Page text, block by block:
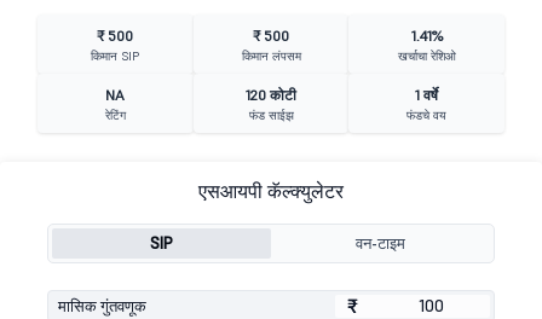
₹ 500
किमान SIP
₹ 500
किमान लंपसम
1.41%
खर्चाचा रेशिओ
NA
रेटिंग
120 कोटी
फंड साईझ
1 वर्षे
फंडचे वय
एसआयपी कॅल्क्युलेटर
SIP वन-टाइम
मासिक गुंतवणूक ₹
₹